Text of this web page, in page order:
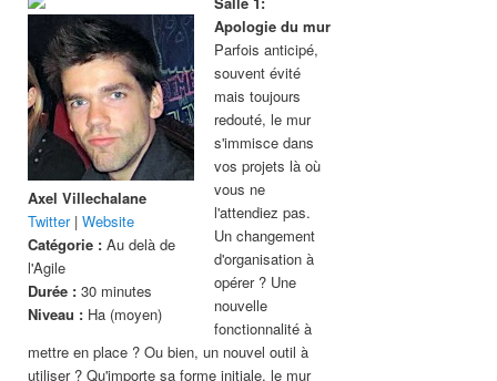
Axel Villechalane
Twitter| Website
Catégorie : Au delà de
l'Agile
Durée : 30 minutes
Niveau : Ha (moyen)
Apologie du mur
Parfois anticipé,
souvent évité
mais toujours
redouté, le mur
s'immisce dans
vos projets là où
vous ne
l'attendiez pas.
Un changement
d'organisation à
opérer ? Une
nouvelle
fonctionnalité à
mettre en place ? Ou bien, un nouvel outil à
utiliser ? Qu'importe sa forme initiale, le mur